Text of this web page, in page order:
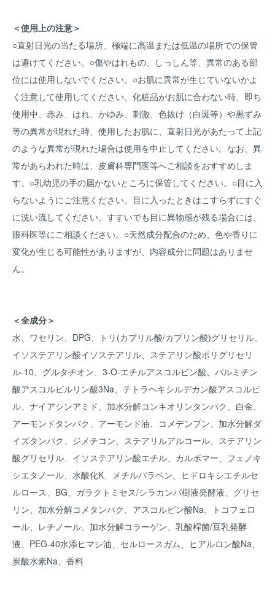
＜使用上の注意＞
○直射日光の当たる場所、極端に高温または低温の場所での保管
は避けてください。○傷やはれもの、しっしん等、異常のある部
位には使用しないでください。○お肌に異常が生じていないかよ
く注意して使用してください。化粧品がお肌に合わない時、即ち
使用中、赤み、はれ、かゆみ、刺激、色抜け（白斑等）や黒ずみ
等の異常が現れた時、使用したお肌に、直射日光があたって上記
のような異常が現れた場合は使用を中止してください。なお、異
常があらわれた時は、皮膚科専門医等へご相談をおすすめしま
す。○乳幼児の手の届かないところに保管してください。○目に入
らないようにご注意ください。目に入ったときはこすらずにすぐ
に洗い流してください。すすいでも目に異物感が残る場合には、
眼科医等にご相談ください。○天然成分配合のため、色や香りに
変化が生じる可能性がありますが、内容成分に問題はありませ
ん。
＜全成分＞
水、ワセリン、DPG、トリ(カプリル酸/カプリン酸)グリセリル、
イソステアリン酸イソステアリル、ステアリン酸ポリグリセリ
ル-10、グルタチオン、3-O-エチルアスコルビン酸、パルミチン
酸アスコルビルリン酸3Na、テトラヘキシルデカン酸アスコルビ
ル、ナイアシンアミド、加水分解コンキオリンタンパク、白金、
アーモンドタンパク、アーモンド油、コメデンプン、加水分解ダ
イズタンパク、ジメチコン、ステアリルアルコール、ステアリン
酸グリセリル、イソステアリン酸エチル、カルボマー、フェノキ
シエタノール、水酸化K、メチルパラベン、ヒドロキシエチルセ
ルロース、BG、ガラクトミセス/シラカンバ樹液発酵液、グリセ
リン、加水分解コメタンパク、アスコルビン酸Na、トコフェロ
ール、レチノール、加水分解コラーゲン、乳酸桿菌/豆乳発酵
液、PEG-40水添ヒマシ油、セルロースガム、ヒアルロン酸Na、
炭酸水素Na、香料